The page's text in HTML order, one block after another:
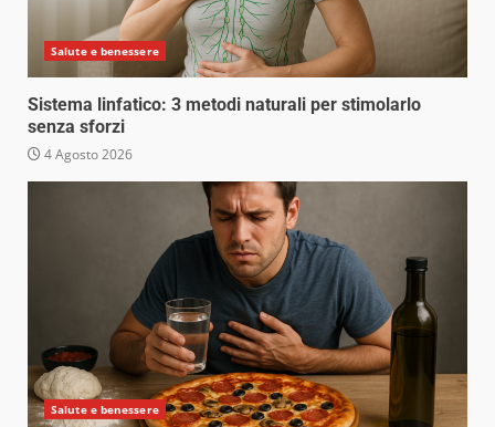
Salute e benessere
Sistema linfatico: 3 metodi naturali per stimolarlo
senza sforzi
4 Agosto 2026
Salute e benessere